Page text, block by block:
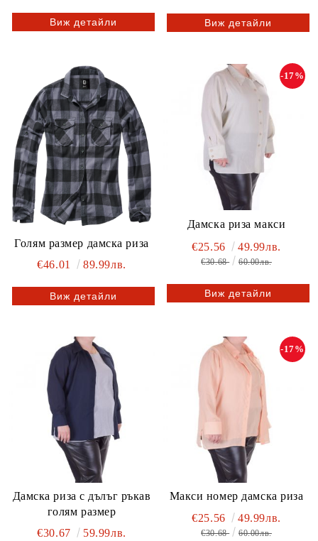
Виж детайли Виж детайли
Голям размер дамска риза
€46.01
89.99лв.
Виж детайли
Дамска риза макси
-17%
€25.56 49.99лв.
€30.68 60.00лв.
Виж детайли
Дамска риза с дълъг ръкав
голям размер
€30.67
59.99лв.
Макси номер дамска риза
-17%
€25.56 49.99лв.
€30.68 60.00лв.